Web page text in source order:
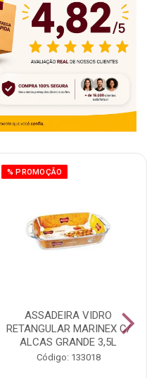
% PROMOÇÃO
ASSADEIRA VIDRO
RETANGULAR MARINEX C/
ALCAS GRANDE 3,5L
Código: 133018